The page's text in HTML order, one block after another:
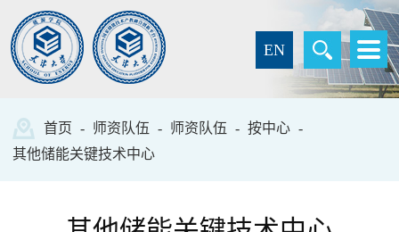
EN
首页 - 师资队伍 - 师资队伍 - 按中心 -
其他储能关键技术中心